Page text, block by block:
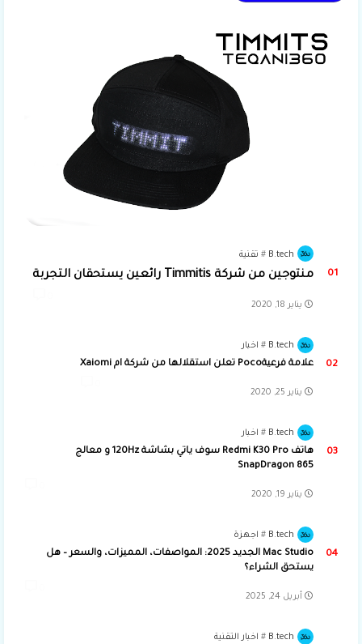
B.tech تقنية
منتوجين من شركة Timmitis رائعين يستحقان التجربة
يناير 18, 2020
B.tech اخبار
علامة فرعيةPoco تعلن استقلالها من شركة ام Xaiomi
يناير 25, 2020
B.tech اخبار
هاتف Redmi K30 Pro سوف ياتي بشاشة 120Hz و معالج
SnapDragon 865
يناير 19, 2020
B.tech اجهزة
Mac Studio الجديد 2025: المواصفات، المميزات، والسعر – هل
يستحق الشراء؟
أبريل 24, 2025
B.tech اخبار التقنية